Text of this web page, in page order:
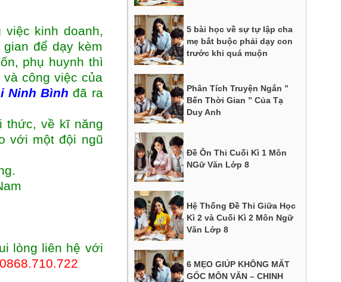
việc kinh doanh,
để dạy kèm
phụ huynh thì
và công việc của
Ninh Bình đã ra
thức, về kĩ năng
với một đội ngũ
lòng liên hệ với
0868.710.722
5 bài học về sự tự lập cha
mẹ bắt buộc phải dạy con
trước khi quá muộn
Phân Tích Truyện Ngắn ”
Bến Thời Gian ” Của Tạ
Duy Anh
Đề Ôn Thi Cuối Kì 1 Môn
NGữ Văn Lớp 8
Hệ Thống Đề Thi Giữa Học
Kì 2 và Cuối Kì 2 Môn Ngữ
Văn Lớp 8
6 MẸO GIÚP KHÔNG MẤT
GỐC MÔN VĂN – CHINH